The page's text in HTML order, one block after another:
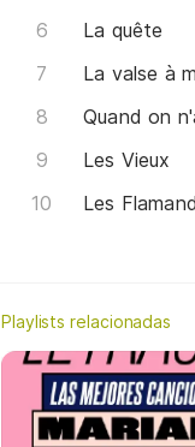
La quête
La valse à
Quand on
Les Vieux
Les
Playlists relacionadas